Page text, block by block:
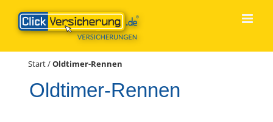
Inhalt
springen
Start/Oldtimer-Rennen
Oldtimer-Rennen